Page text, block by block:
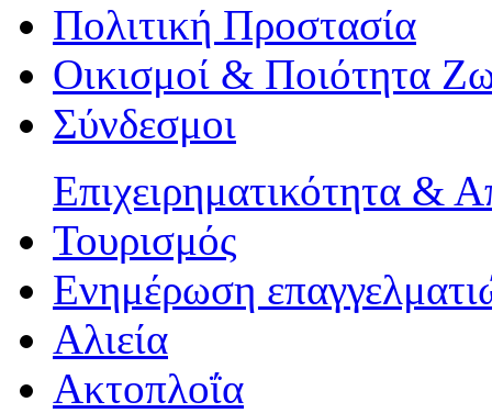
Πολιτική Προστασία
Οικισμοί & Ποιότητα
Σύνδεσμοι
Επιχειρηματικότητα &
Τουρισμός
Ενημέρωση
Αλιεία
Ακτοπλοΐα